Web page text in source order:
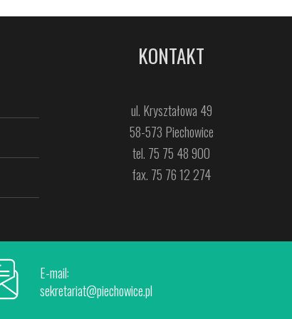
KONTAKT
ul. Kryształowa 49
58-573 Piechowice
tel. 75 75 48 900
fax. 75 76 12 274
E-mail:
sekretariat@piechowice.pl